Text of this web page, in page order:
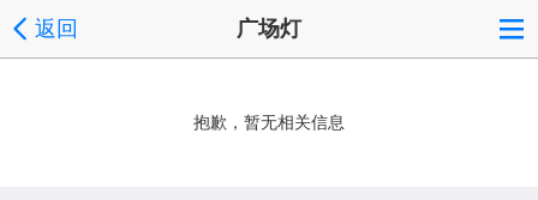
返回 广场灯
抱歉，暂无相关信息